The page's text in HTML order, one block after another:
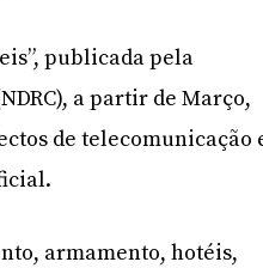
publicada pela
a partir de Março,
de telecomunicação
armamento, hotéis,